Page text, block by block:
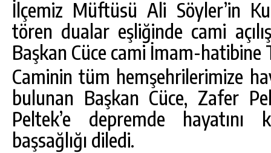
İlçemiz Müftüsü Ali Söyler’in
tören dualar eşliğinde cami
Başkan Cüce cami İmam-hatibine
Caminin tüm hemşehrilerimize
bulunan Başkan Cüce, Zafer
Peltek’e depremde hayatını
başsağlığı diledi.
GÖKSUN HAFIZLIK KIZ KUR’AN KURSU
ÖĞRENCILERINE DARENDE GEZISI.